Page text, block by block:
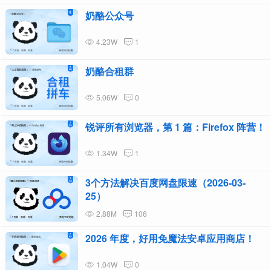
奶酪公众号
4.23W 1
奶酪合租群
5.06W 0
锐评所有浏览器，第 1 篇：Firefox 阵营！
1.34W 1
3个方法解决百度网盘限速（2026-03-
25）
2.88M 106
2026 年度，好用免魔法安卓应用商店！
1.04W 0